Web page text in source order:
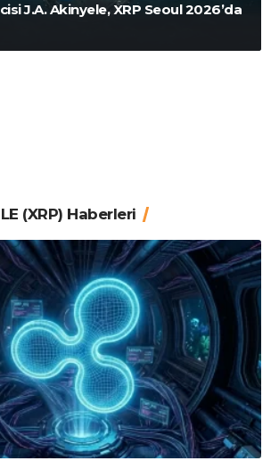
J.A. Akinyele, XRP Seoul 2026’da
(XRP) Haberleri